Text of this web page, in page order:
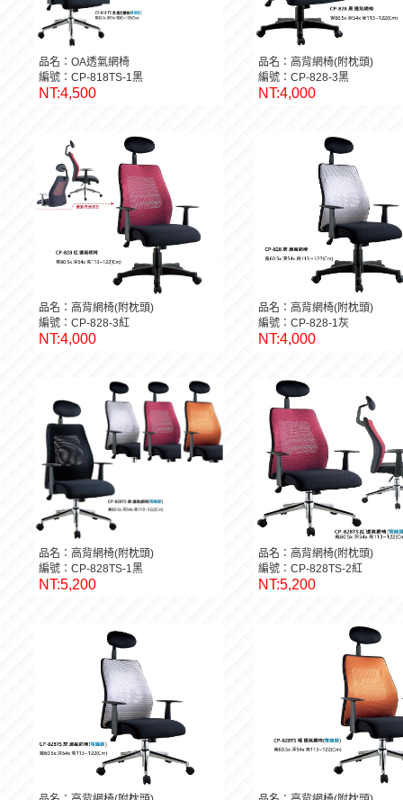
品名：OA透氣網椅
編號：CP-818TS-1黑
NT:4,500
品名：高背網椅(附枕頭)
編號：CP-828-3黑
NT:4,000
品名：高背網椅(附枕頭)
編號：CP-828-3紅
NT:4,000
品名：高背網椅(附枕頭)
編號：CP-828-1灰
NT:4,000
品名：高背網椅(附枕頭)
編號：CP-828TS-1黑
NT:5,200
品名：高背網椅(附枕頭)
編號：CP-828TS-2紅
NT:5,200